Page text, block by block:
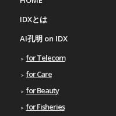
IDXとは
AI孔明 on IDX
for Telecom
for Care
for Beauty
for Fisheries